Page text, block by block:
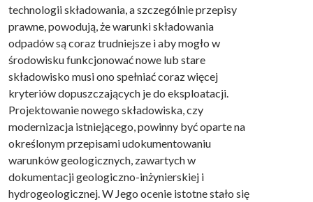
technologii składowania, a szczególnie przepisy
prawne, powodują, że warunki składowania
odpadów są coraz trudniejsze i aby mogło w
środowisku funkcjonować nowe lub stare
składowisko musi ono spełniać coraz więcej
kryteriów dopuszczających je do eksploatacji.
Projektowanie nowego składowiska, czy
modernizacja istniejącego, powinny być oparte na
określonym przepisami udokumentowaniu
warunków geologicznych, zawartych w
dokumentacji geologiczno-inżynierskiej i
hydrogeologicznej. W Jego ocenie istotne stało się